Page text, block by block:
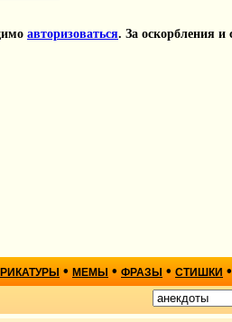
авторизоваться. За оскорбления и
• МЕМЫ • ФРАЗЫ • СТИШКИ •